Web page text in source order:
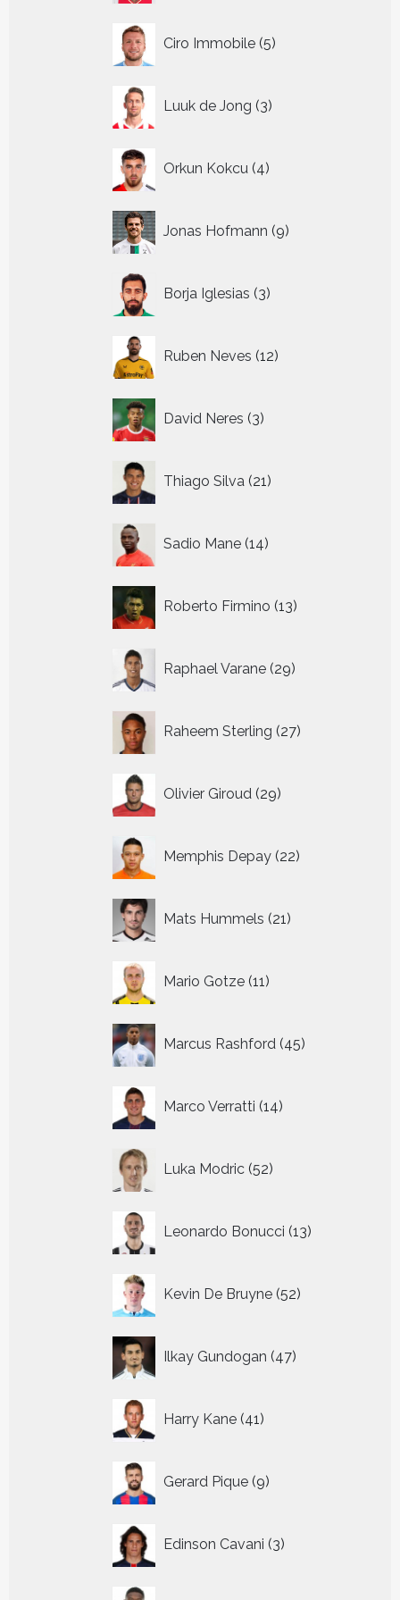
Ciro Immobile 5
producten
Luuk de Jong 3
producten
Orkun Kokcu 4
producten
Jonas Hofmann 9
producten
Borja Iglesias 3
producten
Ruben Neves 12
producten
David Neres 3
producten
Thiago Silva 21
producten
Sadio Mane 14
producten
Roberto Firmino 13
producten
Raphael Varane 29
producten
Raheem Sterling 27
producten
Olivier Giroud 29
producten
Memphis Depay 22
producten
Mats Hummels 21
producten
Mario Gotze 11
producten
Marcus Rashford 45
producten
Marco Verratti 14
producten
Luka Modric 52
producten
Leonardo Bonucci 13
producten
Kevin De Bruyne 52
producten
Ilkay Gundogan 47
producten
Harry Kane 41
producten
Gerard Pique 9
producten
Edinson Cavani 3
producten